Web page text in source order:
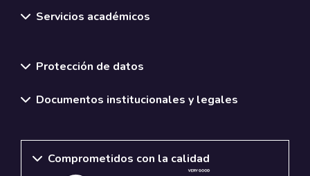
Servicios académicos
Protección de datos
Documentos institucionales y legales
Comprometidos con la calidad